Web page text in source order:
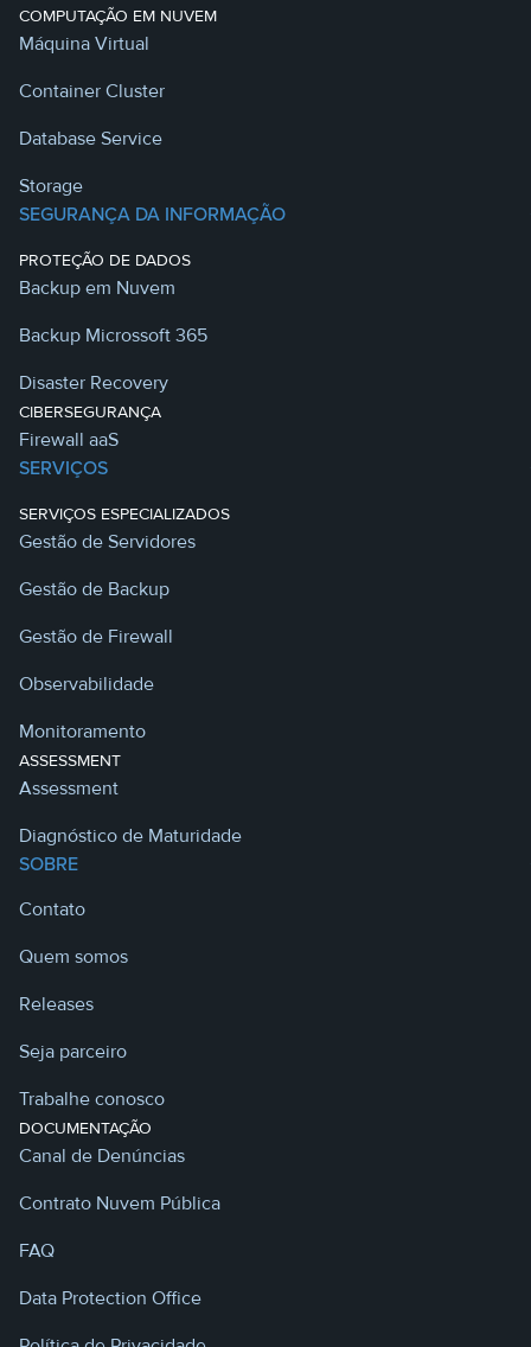
COMPUTAÇÃO EM NUVEM
Máquina Virtual
Container Cluster
Database Service
Storage
SEGURANÇA DA INFORMAÇÃO
PROTEÇÃO DE DADOS
Backup em Nuvem
Backup Microssoft 365
Disaster Recovery
CIBERSEGURANÇA
Firewall aaS
SERVIÇOS
SERVIÇOS ESPECIALIZADOS
Gestão de Servidores
Gestão de Backup
Gestão de Firewall
Observabilidade
Monitoramento
ASSESSMENT
Assessment
Diagnóstico de Maturidade
SOBRE
Contato
Quem somos
Releases
Seja parceiro
Trabalhe conosco
DOCUMENTAÇÃO
Canal de Denúncias
Contrato Nuvem Pública
FAQ
Data Protection Office